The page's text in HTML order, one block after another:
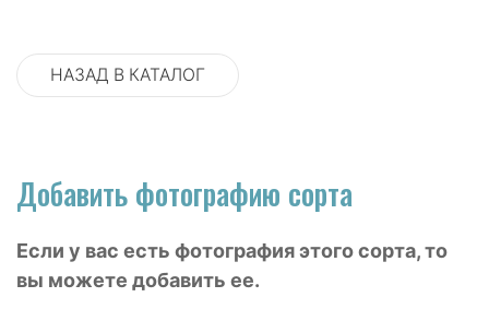
НАЗАД В КАТАЛОГ
Добавить фотографию сорта
Если у вас есть фотография этого сорта, то
вы можете добавить ее.